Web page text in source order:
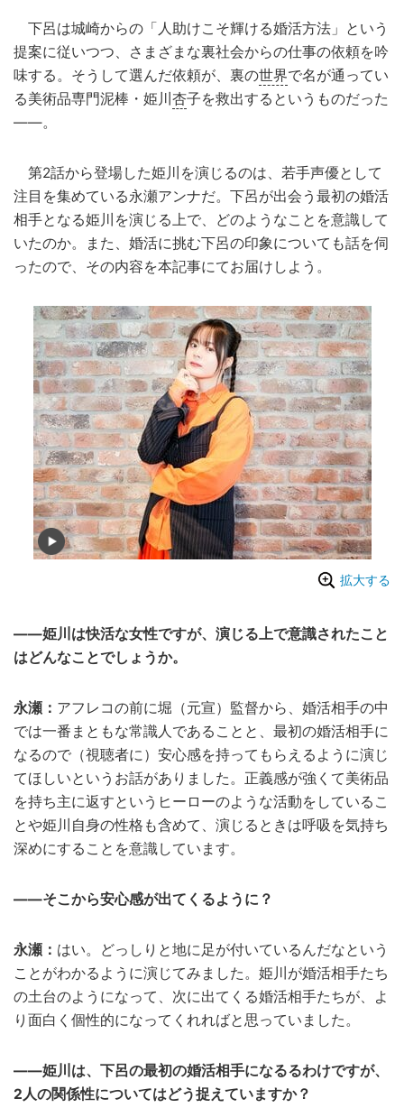
下呂は城崎からの「人助けこそ輝ける婚活方法」という
提案に従いつつ、さまざまな裏社会からの仕事の依頼を吟
味する。そうして選んだ依頼が、裏の世界で名が通ってい
る美術品専門泥棒・姫川 杏子を救出するというものだった
――。
第2話から登場した姫川を演じるのは、若手声優として
注目を集めている永瀬アンナだ。下呂が出会う最初の婚活
相手となる姫川を演じる上で、どのようなことを意識して
いたのか。また、婚活に挑む下呂の印象についても話を伺
ったので、その内容を本記事にてお届けしよう。
拡大する
——姫川は快活な女性ですが、演じる上で意識されたこと
はどんなことでしょうか。
永瀬： アフレコの前に堀（元宣）監督から、婚活相手の中
では一番まともな常識人であることと、最初の婚活相手に
なるので（視聴者に）安心感を持ってもらえるように演じ
てほしいというお話がありました。正義感が強くて美術品
を持ち主に返すというヒーローのような活動をしているこ
とや姫川自身の性格も含めて、演じるときは呼吸を気持ち
深めにすることを意識しています。
——そこから安心感が出てくるように？
永瀬： はい。どっしりと地に足が付いているんだなという
ことがわかるように演じてみました。姫川が婚活相手たち
の土台のようになって、次に出てくる婚活相手たちが、よ
り面白く個性的になってくれればと思っていました。
——姫川は、下呂の最初の婚活相手になるるわけですが、
2人の関係性についてはどう捉えていますか？